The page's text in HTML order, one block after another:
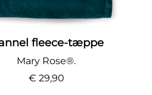
fleece-tæppe
Mary Rose®.
€ 29,90